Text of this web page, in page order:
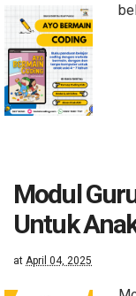
Modul
Untuk
at April 04, 2025